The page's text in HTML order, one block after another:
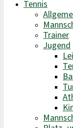
Tennis
Trainer
Jugend